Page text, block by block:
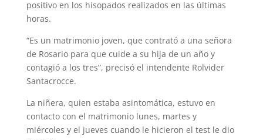
positivo en los hisopados realizados en las últimas
horas.
“Es un matrimonio joven, que contrató a una señora
de Rosario para que cuide a su hija de un año y
contagió a los tres”, precisó el intendente Rolvider
Santacrocce.
La niñera, quien estaba asintomática, estuvo en
contacto con el matrimonio lunes, martes y
miércoles y el jueves cuando le hicieron el test le dio